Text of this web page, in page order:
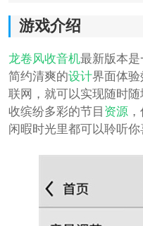
游戏介绍
龙卷风收音机最新版本是
简约清爽的设计界面体
联网，就可以实现随时
收缤纷多彩的节目 资源，
闲暇时光里都可以聆听你